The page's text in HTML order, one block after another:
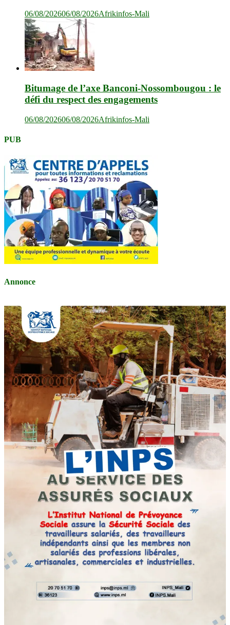
06/08/202606/08/2026Afrikinfos-Mali
Bitumage de l’axe Banconi-Nossombougou : le
défi du respect des engagements
06/08/202606/08/2026Afrikinfos-Mali
PUB
Annonce